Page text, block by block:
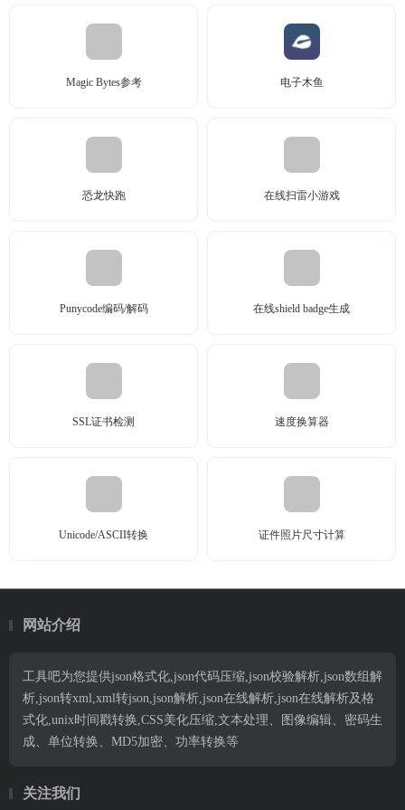
Magic Bytes参考 电子木鱼
恐龙快跑 在线扫雷小游戏
Punycode编码/解码 在线shield badge生成
SSL证书检测 速度换算器
Unicode/ASCII转换 证件照片尺寸计算
网站介绍
工具吧为您提供json格式化,json代码压缩,json校验解析,json数组解
析,json转xml,xml转json,json解析,json在线解析,json在线解析及格
式化,unix时间戳转换,CSS美化压缩,文本处理、图像编辑、密码生
成、单位转换、MD5加密、功率转换等
关注我们